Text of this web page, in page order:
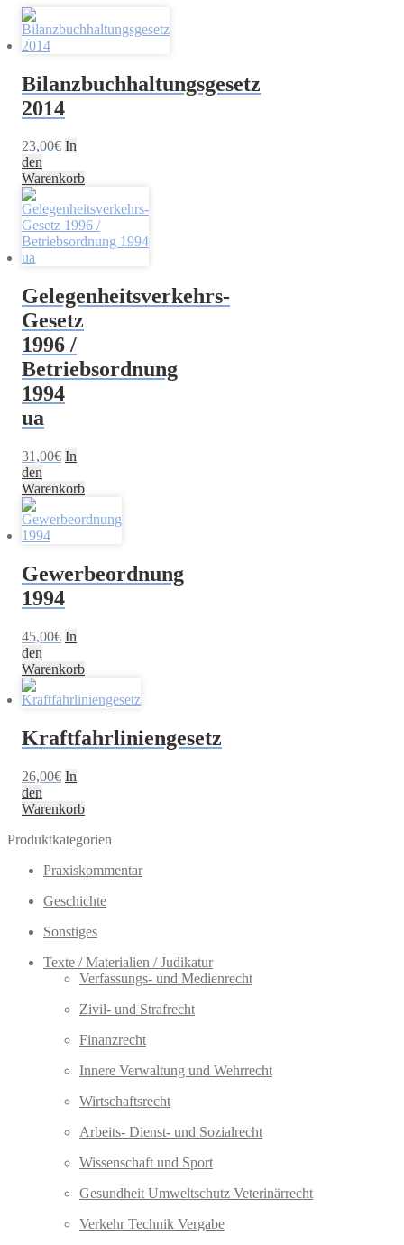
Bilanzbuchhaltungsgesetz
2014
23,00€ In
den
Warenkorb
Gelegenheitsverkehrs-
Gesetz
1996 /
Betriebsordnung
1994
ua
31,00€ In
den
Warenkorb
Gewerbeordnung
1994
45,00€ In
den
Warenkorb
Kraftfahrliniengesetz
26,00€ In
den
Warenkorb
Produktkategorien
Praxiskommentar
Geschichte
Sonstiges
Texte / Materialien / Judikatur
Verfassungs- und Medienrecht
Zivil- und Strafrecht
Finanzrecht
Innere Verwaltung und Wehrrecht
Wirtschaftsrecht
Arbeits- Dienst- und Sozialrecht
Wissenschaft und Sport
Gesundheit Umweltschutz Veterinärrecht
Verkehr Technik Vergabe